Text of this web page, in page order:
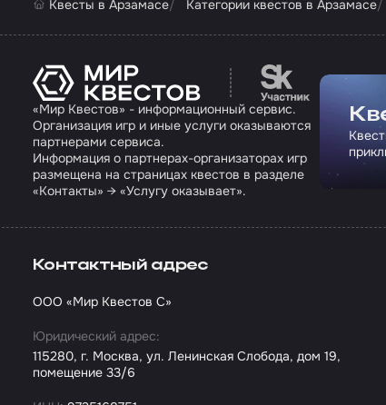
Квесты в Арзамасе Категории квестов в Арзамасе
Перейти на сайт
«Мир Квестов» - информационный сервис.
Организация игр и иные услуги оказываются
партнерами сервиса.
Информация о партнерах-организаторах игр
размещена на страницах квестов в разделе
«Контакты» → «Услугу оказывает».
Контактный адрес
ООО «Мир Квестов С»
Юридический адрес:
115280, г. Москва, ул. Ленинская Слобода, дом 19,
помещение 33/6